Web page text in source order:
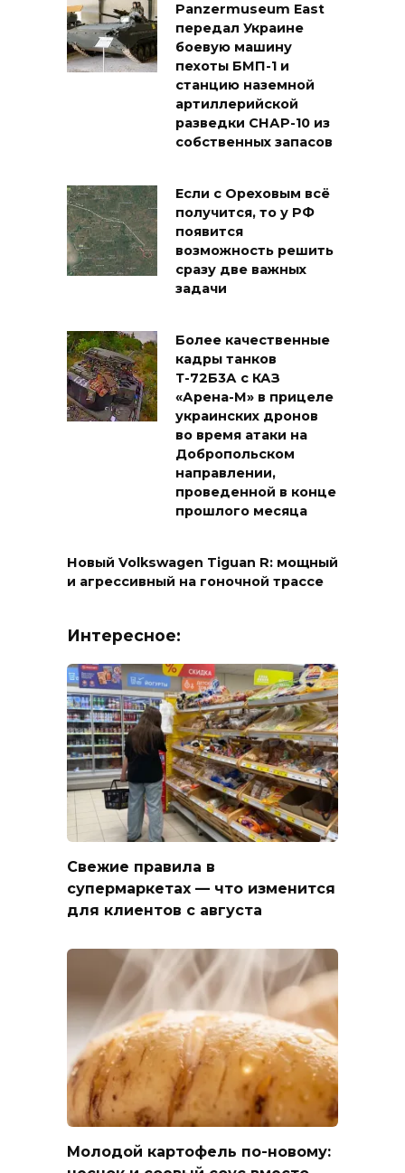
Panzermuseum East
передал Украине
боевую машину
пехоты БМП-1 и
станцию наземной
артиллерийской
разведки СНАР-10 из
собственных запасов
Если с Ореховым всё
получится, то у РФ
появится
возможность решить
сразу две важных
задачи
Более качественные
кадры танков
Т-72Б3А с КАЗ
«Арена-М» в прицеле
украинских дронов
во время атаки на
Добропольском
направлении,
проведенной в конце
прошлого месяца
Новый Volkswagen Tiguan R: мощный
и агрессивный на гоночной трассе
Интересное:
Свежие правила в
супермаркетах — что изменится
для клиентов с августа
Молодой картофель по-новому: